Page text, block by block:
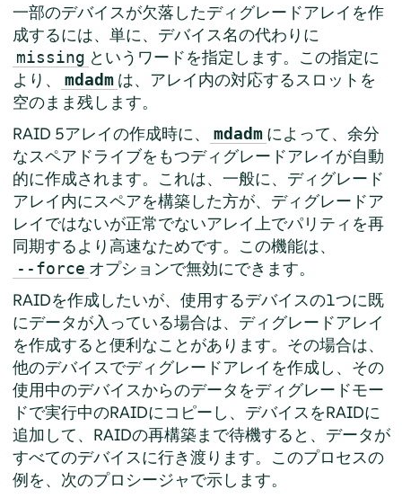
一部のデバイスが欠落したディグレードアレイを作
成するには、単に、デバイス名の代わりに
missing というワードを指定します。この指定に
より、
mdadm は、アレイ内の対応するスロットを
空のまま残します。
RAID 5アレイの作成時に、
mdadm によって、余分
なスペアドライブをもつディグレードアレイが自動
的に作成されます。これは、一般に、ディグレード
アレイ内にスペアを構築した方が、ディグレードア
レイではないが正常でないアレイ上でパリティを再
同期するより高速なためです。この機能は、
--force オプションで無効にできます。
RAIDを作成したいが、使用するデバイスの1つに既
にデータが入っている場合は、ディグレードアレイ
を作成すると便利なことがあります。その場合は、
他のデバイスでディグレードアレイを作成し、その
使用中のデバイスからのデータをディグレードモー
ドで実行中のRAIDにコピーし、デバイスをRAIDに
追加して、RAIDの再構築まで待機すると、データが
すべてのデバイスに行き渡ります。このプロセスの
例を、次のプロシージャで示します。